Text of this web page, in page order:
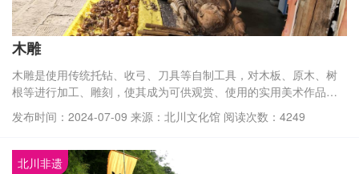
木雕
木雕是使用传统托钻、收弓、刀具等自制工具，对木板、原木、树
根等进行加工、雕刻，使其成为可供观赏、使用的实用美术作品。
要求木雕艺人必须熟练掌握传统绘画、木材学知识、雕刻技艺等知
识技能。其表现形式为平板雕刻、镂空雕刻、龙眼雕刻（立体圆
发布时间：2024-07-09 来源：北川文化馆 阅读次数：4249
北川非遗